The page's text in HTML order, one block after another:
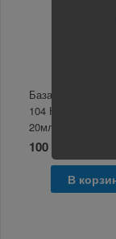
Базавая эмаль
104 Калина ВАЗ
20мл
100 руб.
В